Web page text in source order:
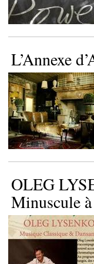
L’Annexe
OLEG
Minuscule